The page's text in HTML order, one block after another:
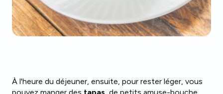
À l'heure du déjeuner, ensuite, pour rester léger, vous